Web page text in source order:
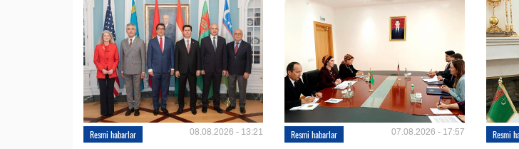
Resmi habarlar 08.08.2026 - 13:21 Resmi habarlar 07.08.2026 - 17:57 Resmi